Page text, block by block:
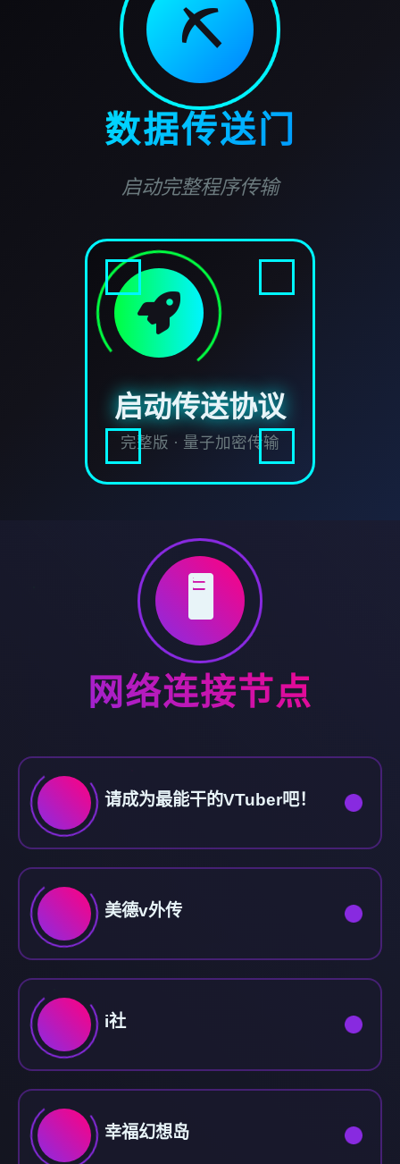
⛏️
数据传送门
启动完整程序传输
启动传送协议
完整版 · 量子加密传输
🖥️
网络连接节点
请成为最能干的VTuber吧！
美德v外传
i社
幸福幻想岛